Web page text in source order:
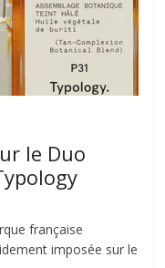
le Duo
française
imposée sur le